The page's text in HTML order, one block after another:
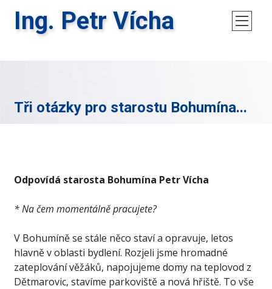
Ing. Petr Vícha
Tři otázky pro starostu Bohumína...
Odpovídá starosta Bohumína Petr Vícha
* Na čem momentálně pracujete?
V Bohumíně se stále něco staví a opravuje, letos
hlavně v oblasti bydlení. Rozjeli jsme hromadné
zateplování věžáků, napojujeme domy na teplovod z
Dětmarovic, stavíme parkoviště a nová hřiště. To vše